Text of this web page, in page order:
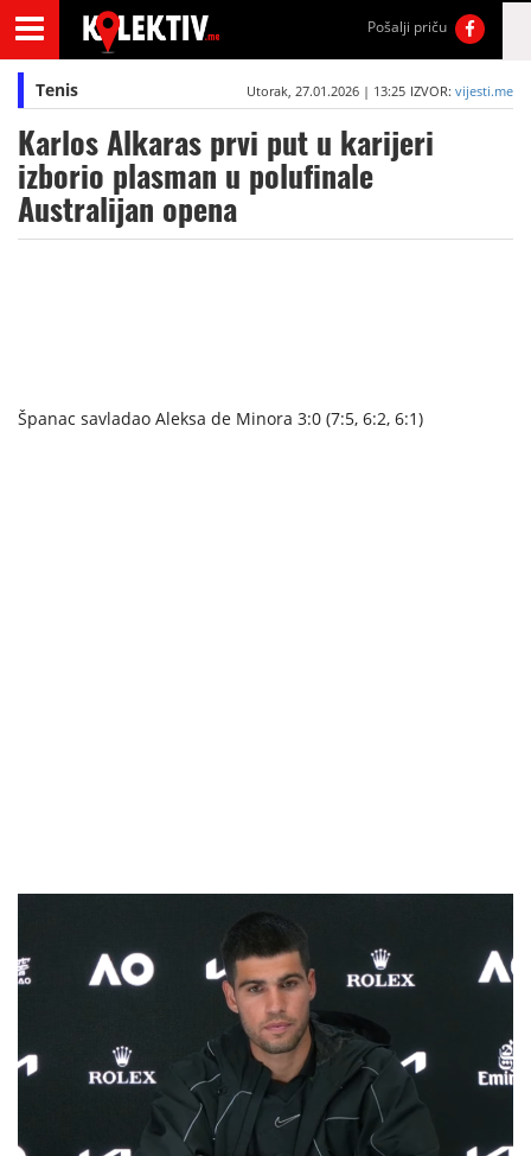
Pošalji priču
Tenis Utorak, 27.01.2026 | 13:25 IZVOR: vijesti.me
Karlos Alkaras prvi put u karijeri
izborio plasman u polufinale
Australijan opena
Španac savladao Aleksa de Minora 3:0 (7:5, 6:2, 6:1)